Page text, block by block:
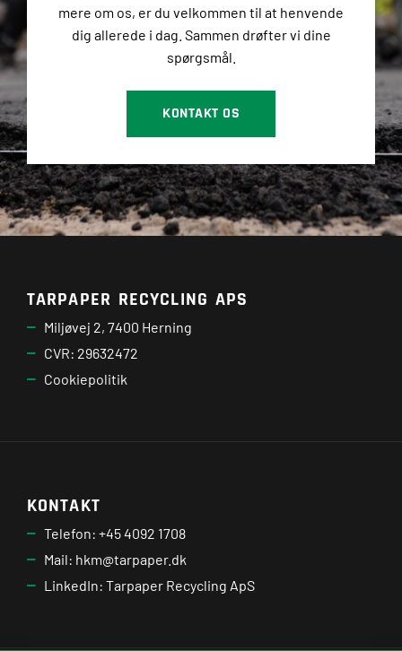
mere om os, er du velkommen til at henvende
dig allerede i dag. Sammen drøfter vi dine
spørgsmål.
KONTAKT OS
TARPAPER RECYCLING APS
Miljøvej 2, 7400 Herning
CVR: 29632472
Cookiepolitik
KONTAKT
Telefon: +45 4092 1708
Mail: hkm@tarpaper.dk
LinkedIn: Tarpaper Recycling ApS